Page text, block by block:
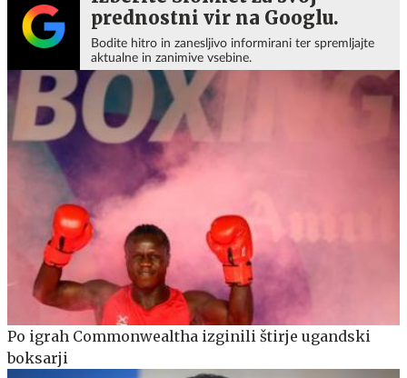
prednostni vir na Googlu.
Bodite hitro in zanesljivo informirani ter spremljajte
aktualne in zanimive vsebine.
Po igrah Commonwealtha izginili štirje ugandski
boksarji